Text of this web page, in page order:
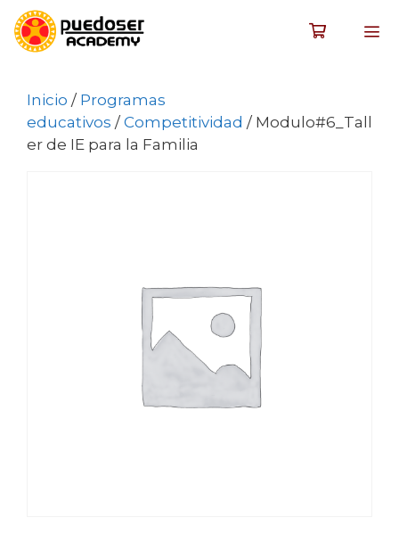
Inicio / Programas
educativos / Competitividad / Modulo#6_Tall
er de IE para la Familia